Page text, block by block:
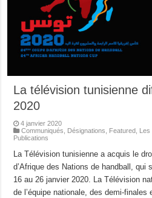
La télévision tunisienne
2020
4 janvier 2020
Communiqués
Désignations Featured Les
Publications
La Télévision tunisienne a acquis le
d’Afrique des Nations de handball, qui
16 au 26 janvier 2020. La Télévision
de l’équipe nationale, des demi-